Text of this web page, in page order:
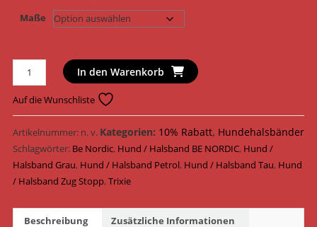
Maße
Trixie
Hundehalsband
BE
NORDIC
Zug
Stopp
Halsband
Tau
-
In den Warenkorb
Auf die Wunschliste
Artikelnummer: n. v. Kategorien: 10% Rabatt, Hundehalsbänder
Schlagwörter: Be Nordic, Hund / Halsband BE NORDIC, Hund /
Halsband Grau, Hund / Halsband Petrol, Hund / Halsband Tau, Hund
/ Halsband Zug Stopp,Trixie
Beschreibung
Zusätzliche Informationen